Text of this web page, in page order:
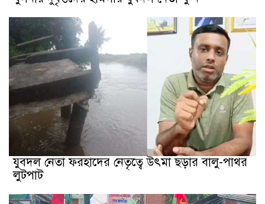
যুবদল নেতা ফরহাদের নেতৃত্বে উৎমা ছড়ার বালু-পাথর
লুটপাট